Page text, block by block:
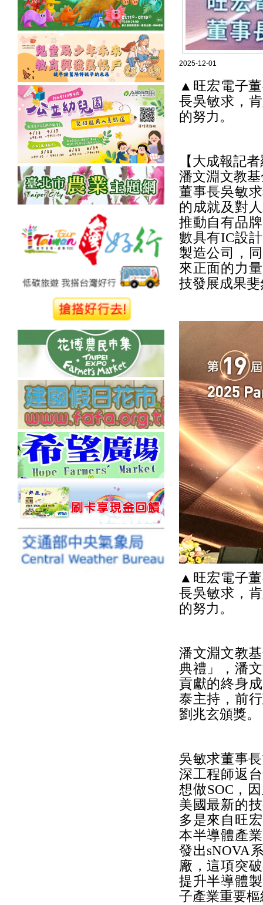
2025-12-01
▲旺宏電子
長吳敏求，
的努力。
【大成報記
潘文淵文教
董事長吳敏
的成就及對
推動自有品
數具有IC設
製造公司，
來正面的力
技發展成果
▲旺宏電子
長吳敏求，
的努力。
潘文淵文教
典禮」，潘
貢獻的終身
泰主持，前
劉兆玄頒獎。
吳敏求董事
深工程師返
想做SOC，
美國最新的
多是來自旺
本半導體產
發出sNOVA
廠，這項突
提升半導體
子產業重要